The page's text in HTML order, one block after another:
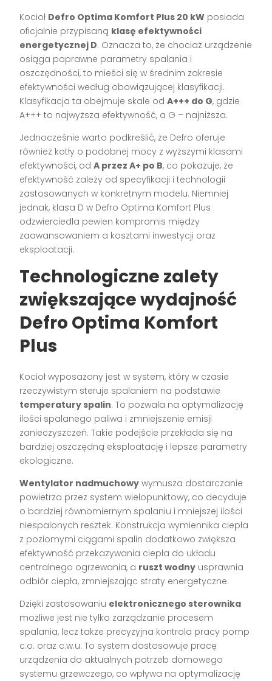
Kocioł Defro Optima Komfort Plus 20 kW posiada
oficjalnie przypisaną klasę efektywności
energetycznej D. Oznacza to, że chociaż urządzenie
osiąga poprawne parametry spalania i
oszczędności, to mieści się w średnim zakresie
efektywności według obowiązującej klasyfikacji.
Klasyfikacja ta obejmuje skale odA+++ do G, gdzie
A+++ to najwyższa efektywność, a G – najniższa.
Jednocześnie warto podkreślić, że Defro oferuje
również kotły o podobnej mocy z wyższymi klasami
efektywności, odA przez A+ po B, co pokazuje, że
efektywność zależy od specyfikacji i technologii
zastosowanych w konkretnym modelu. Niemniej
jednak, klasa D w Defro Optima Komfort Plus
odzwierciedla pewien kompromis między
zaawansowaniem a kosztami inwestycji oraz
eksploatacji.
Technologiczne zalety
zwiększające wydajność
Defro Optima Komfort
Plus
Kocioł wyposażony jest w system, który w czasie
rzeczywistym steruje spalaniem na podstawie
temperatury spalin. To pozwala na optymalizację
ilości spalanego paliwa i zmniejszenie emisji
zanieczyszczeń. Takie podejście przekłada się na
bardziej oszczędną eksploatację i lepsze parametry
ekologiczne.
Wentylator nadmuchowy wymusza dostarczanie
powietrza przez system wielopunktowy, co decyduje
o bardziej równomiernym spalaniu i mniejszej ilości
niespalonych resztek. Konstrukcja wymiennika ciepła
z poziomymi ciągami spalin dodatkowo zwiększa
efektywność przekazywania ciepła do układu
centralnego ogrzewania, a ruszt wodny usprawnia
odbiór ciepła, zmniejszając straty energetyczne.
Dzięki zastosowaniu elektronicznego sterownika
możliwe jest nie tylko zarządzanie procesem
spalania, lecz także precyzyjna kontrola pracy pomp
c.o. oraz c.w.u. To system dostosowuje pracę
urządzenia do aktualnych potrzeb domowego
systemu grzewczego, co wpływa na optymalizację